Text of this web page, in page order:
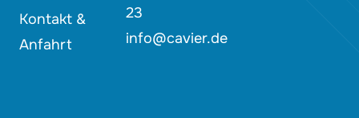
Kontakt &
Anfahrt
23
info@cavier.de